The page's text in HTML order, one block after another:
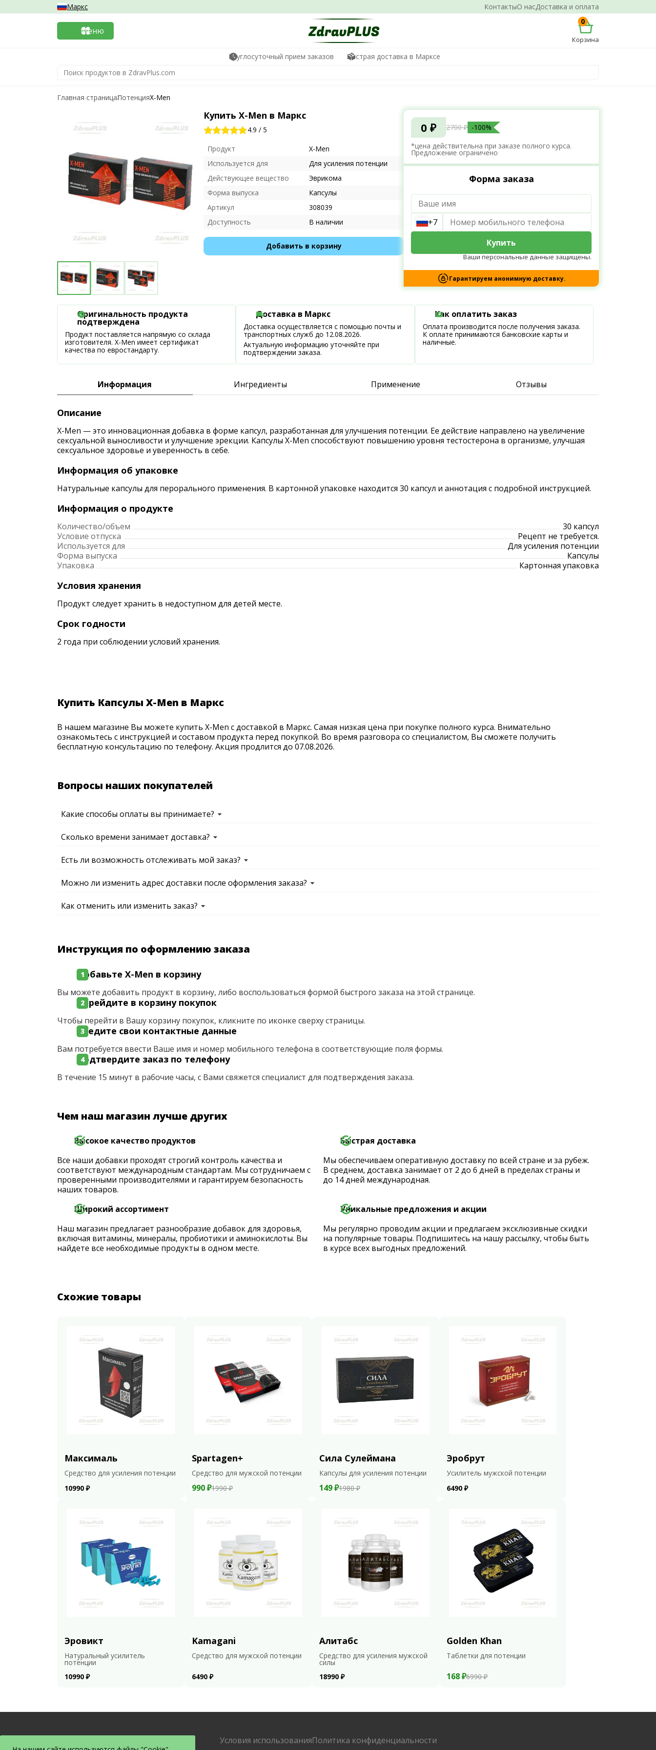
КонтактыО насДоставка и оплата
Маркс
Меню
0
Корзина
Круглосуточный прием заказов Быстрая доставка в Марксе
Главная страницаПотенцияX-Men
Купить X-Men в Маркс
4.9 / 5
Продукт
X-Men
Используется для
Для усиления потенции
Действующее вещество
Эврикома
Форма выпуска
Капсулы
Артикул
308039
Доступность
В наличии
Добавить в корзину
0 ₽ 2700 ₽ -100%
*цена действительна при заказе полного курса.
Предложение ограничено
Форма заказа
+7
Купить
Ваши персональные данные защищены.
Гарантируем анонимную доставку.
Оригинальность продукта
подтверждена
Продукт поставляется напрямую со склада
изготовителя. X-Men имеет сертификат
качества по евростандарту.
Доставка в Маркс
Доставка осуществляется с помощью почты и
транспортных служб до 12.08.2026.
Актуальную информацию уточняйте при
подтверждении заказа.
Как оплатить заказ
Оплата производится после получения заказа.
К оплате принимаются банковские карты и
наличные.
Информация Ингредиенты Применение Отзывы
Описание
X-Men — это инновационная добавка в форме капсул, разработанная для улучшения потенции. Ее действие направлено на увеличение
сексуальной выносливости и улучшение эрекции. Капсулы X-Men способствуют повышению уровня тестостерона в организме, улучшая
сексуальное здоровье и уверенность в себе.
Информация об упаковке
Натуральные капсулы для перорального применения. В картонной упаковке находится 30 капсул и аннотация с подробной инструкцией.
Информация о продукте
Количество/объем
30 капсул
Условие отпуска
Рецепт не требуется.
Используется для
Для усиления потенции
Форма выпуска
Капсулы
Упаковка
Картонная упаковка
Условия хранения
Продукт следует хранить в недоступном для детей месте.
Срок годности
2 года при соблюдении условий хранения.
Купить Капсулы X-Men в Маркс
В нашем магазине Вы можете купить X-Men с доставкой в Маркс. Самая низкая цена при покупке полного курса. Внимательно
ознакомьтесь с инструкцией и составом продукта перед покупкой. Во время разговора со специалистом, Вы сможете получить
бесплатную консультацию по телефону. Акция продлится до 07.08.2026.
Вопросы наших покупателей
Какие способы оплаты вы принимаете?
Сколько времени занимает доставка?
Есть ли возможность отслеживать мой заказ?
Можно ли изменить адрес доставки после оформления заказа?
Как отменить или изменить заказ?
Инструкция по оформлению заказа
Добавьте X-Men в корзину
Вы можете добавить продукт в корзину, либо воспользоваться формой быстрого заказа на этой странице.
Перейдите в корзину покупок
Чтобы перейти в Вашу корзину покупок, кликните по иконке сверху страницы.
Введите свои контактные данные
Вам потребуется ввести Ваше имя и номер мобильного телефона в соответствующие поля формы.
Подтвердите заказ по телефону
В течение 15 минут в рабочие часы, с Вами свяжется специалист для подтверждения заказа.
Чем наш магазин лучше других
Высокое качество продуктов
Все наши добавки проходят строгий контроль качества и
соответствуют международным стандартам. Мы сотрудничаем с
проверенными производителями и гарантируем безопасность
наших товаров.
Быстрая доставка
Мы обеспечиваем оперативную доставку по всей стране и за рубеж.
В среднем, доставка занимает от 2 до 6 дней в пределах страны и
до 14 дней международная.
Широкий ассортимент
Наш магазин предлагает разнообразие добавок для здоровья,
включая витамины, минералы, пробиотики и аминокислоты. Вы
найдете все необходимые продукты в одном месте.
Уникальные предложения и акции
Мы регулярно проводим акции и предлагаем эксклюзивные скидки
на популярные товары. Подпишитесь на нашу рассылку, чтобы быть
в курсе всех выгодных предложений.
Схожие товары
Максималь
Средство для усиления потенции
10990 ₽
Spartagen+
Средство для мужской потенции
990 ₽1990 ₽
Сила Сулеймана
Капсулы для усиления потенции
149 ₽1980 ₽
Эробрут
Усилитель мужской потенции
6490 ₽
Эровикт
Натуральный усилитель
потенции
10990 ₽
Kamagani
Средство для мужской потенции
6490 ₽
Алитабс
Средство для усиления мужской
силы
18990 ₽
Golden Khan
Таблетки для потенции
168 ₽6990 ₽
Условия использованияПолитика конфиденциальности